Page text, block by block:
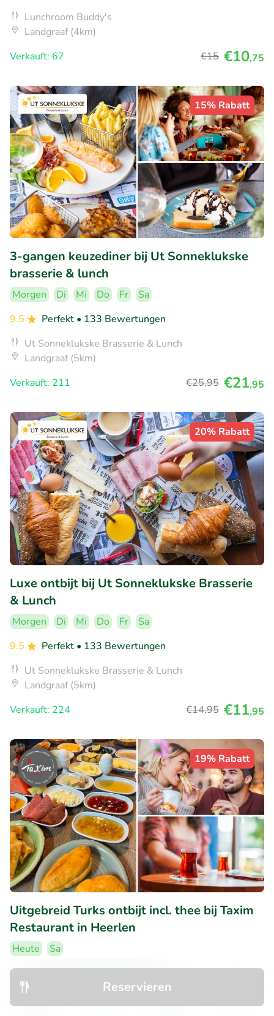
Reservieren
Lunchroom Buddy's
Landgraaf (4km)
Verkauft: 67
€15 €10,75
15% Rabatt
3-gangen keuzediner bij Ut Sonneklukske
brasserie & lunch
Morgen Di Mi Do Fr
Sa
9.5
Perfekt • 133 Bewertungen
Ut Sonneklukske Brasserie & Lunch
Landgraaf (5km)
Verkauft: 211
€25,95 €21,95
20% Rabatt
Luxe ontbijt bij Ut Sonneklukske Brasserie
& Lunch
Morgen Di Mi Do Fr
Sa
9.5
Perfekt • 133 Bewertungen
Ut Sonneklukske Brasserie & Lunch
Landgraaf (5km)
Verkauft: 224
€14,95 €11,95
19% Rabatt
Uitgebreid Turks ontbijt incl. thee bij Taxim
Restaurant in Heerlen
Heute
Sa
9.5
Perfekt• 242 Bewertungen
Taxim Restaurant